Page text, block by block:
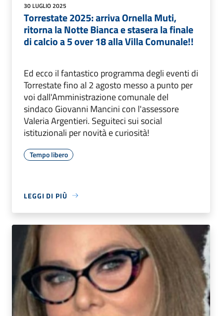
30 LUGLIO 2025
Torrestate 2025: arriva Ornella Muti,
ritorna la Notte Bianca e stasera la finale
di calcio a 5 over 18 alla Villa Comunale!!
Ed ecco il fantastico programma degli eventi di
Torrestate fino al 2 agosto messo a punto per
voi dall'Amministrazione comunale del
sindaco Giovanni Mancini con l'assessore
Valeria Argentieri. Seguiteci sui social
istituzionali per novità e curiosità!
Tempo libero
LEGGI DI PIÙ